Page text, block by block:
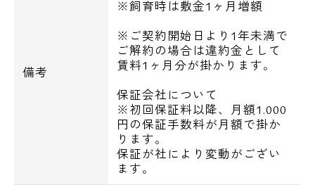
◆サンドラッグ‥725m
飲食店
◆魚屋路‥305m
◆バーミヤン‥311m
◆サイゼリヤ‥378m
◆目黒区立月光原小学校‥341m
備考
※飼育時は敷金1ヶ月増額
※ご契約開始日より1年未満で
ご解約の場合は違約金として
賃料1ヶ月分が掛かります。
保証会社について
※初回保証料以降、月額1.000
円の保証手数料が月額で掛か
ります。
保証が社により変動がござい
ます。